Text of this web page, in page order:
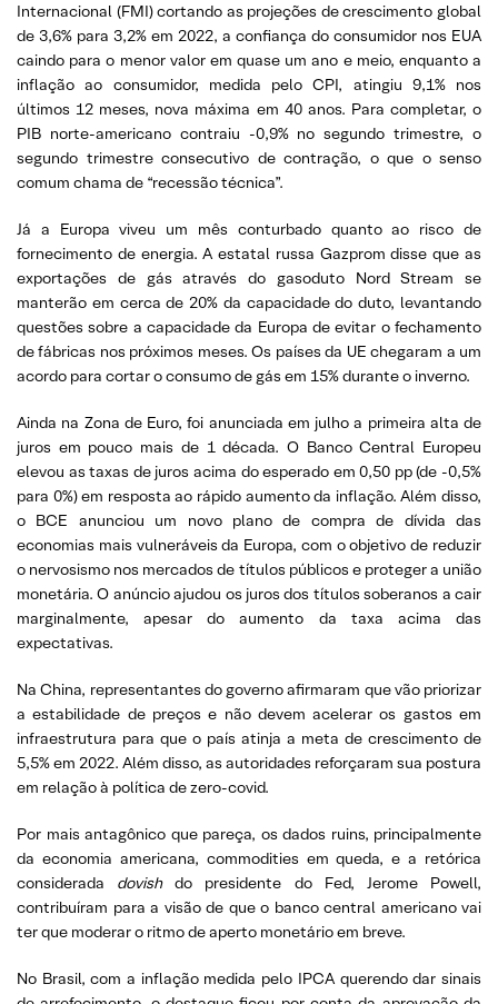
Internacional (FMI) cortando as projeções de crescimento global
de 3,6% para 3,2% em 2022, a confiança do consumidor nos EUA
caindo para o menor valor em quase um ano e meio, enquanto a
inflação ao consumidor, medida pelo CPI, atingiu 9,1% nos
últimos 12 meses, nova máxima em 40 anos. Para completar, o
PIB norte-americano contraiu -0,9% no segundo trimestre, o
segundo trimestre consecutivo de contração, o que o senso
comum chama de “recessão técnica”.
Já a Europa viveu um mês conturbado quanto ao risco de
fornecimento de energia. A estatal russa Gazprom disse que as
exportações de gás através do gasoduto Nord Stream se
manterão em cerca de 20% da capacidade do duto, levantando
questões sobre a capacidade da Europa de evitar o fechamento
de fábricas nos próximos meses. Os países da UE chegaram a um
acordo para cortar o consumo de gás em 15% durante o inverno.
Ainda na Zona de Euro, foi anunciada em julho a primeira alta de
juros em pouco mais de 1 década. O Banco Central Europeu
elevou as taxas de juros acima do esperado em 0,50 pp (de -0,5%
para 0%) em resposta ao rápido aumento da inflação. Além disso,
o BCE anunciou um novo plano de compra de dívida das
economias mais vulneráveis da Europa, com o objetivo de reduzir
o nervosismo nos mercados de títulos públicos e proteger a união
monetária. O anúncio ajudou os juros dos títulos soberanos a cair
marginalmente, apesar do aumento da taxa acima das
expectativas.
Na China, representantes do governo afirmaram que vão priorizar
a estabilidade de preços e não devem acelerar os gastos em
infraestrutura para que o país atinja a meta de crescimento de
5,5% em 2022. Além disso, as autoridades reforçaram sua postura
em relação à política de zero-covid.
Por mais antagônico que pareça, os dados ruins, principalmente
da economia americana, commodities em queda, e a retórica
considerada dovishdo presidente do Fed, Jerome Powell,
contribuíram para a visão de que o banco central americano vai
ter que moderar o ritmo de aperto monetário em breve.
No Brasil, com a inflação medida pelo IPCA querendo dar sinais